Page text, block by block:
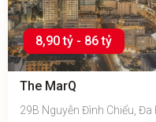
8,90 tỷ - 86 tỷ
The MarQ
29B Nguyễn Đình Chiểu, Đa